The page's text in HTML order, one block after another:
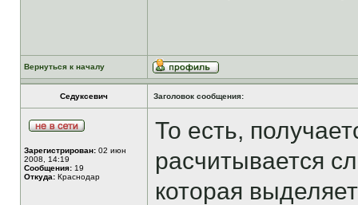
Вернуться к началу
Седуксевич Заголовок сообщения:
Зарегистрирован: 02 июн
2008, 14:19
Сообщения: 19
Откуда: Краснодар
То есть,
расчитывается
которая